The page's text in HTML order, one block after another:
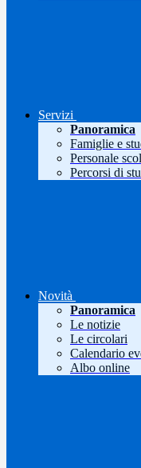
Servizi
Panoramica
Famiglie e
Personale
Percorsi di
Novità
Panoramica
Le notizie
Le circolari
Calendario
Albo online